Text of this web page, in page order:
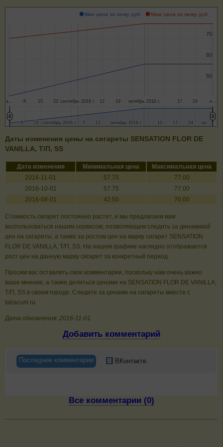
Мин цена за пачку, руб. Макс цена за пачку, руб.
а… сентябрь 2016 г. октябрь 2016 г. н…
8 15 22 12 19 17 24
50
50
60
60
70
70
сентябрь 2016 г.
сентябрь 2016 г. октябрь 2016 г.
октябрь 2016 г. но…
но…
8
8 15
15 5
5 12
12 10
10 17
17 24
24
Даты изменения цены на сигареты SENSATION FLOR DE
VANILLA, Т/П, SS
Дата изменения Минимальная цена
Максимальная цена
2016-11-01
57.75
77.00
2016-10-01
57.75
77.00
2016-08-01
42.50 70.00
Стоимость сигарет постоянно растет, и мы предлагаем вам
воспользоваться нашим сервисом, позволяющим следить за динамикой
цен на сигареты, а также за ростом цен на марку сигарет SENSATION
FLOR DE VANILLA, Т/П, SS. На нашем графике наглядно отображается
рост цен на данную марку сигарет за конкретный период.
Просим вас оставлять свои комментарии, поскольку нам очень важно
ваше мнение, а также делиться ценами на SENSATION FLOR DE VANILLA,
Т/П, SS в своем городе. Следите за ценами на сигареты вместе с
tabacum.ru
Дата обновления: 2016-11-01
Добавить комментарий
Последние комментарии ВКонтакте
Все комментарии (0)